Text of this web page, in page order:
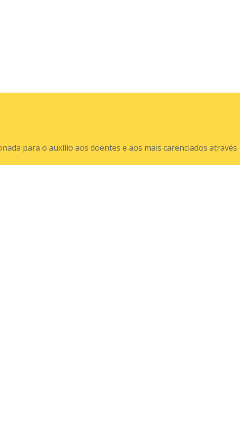
para o auxílio aos doentes e aos mais carenciados através